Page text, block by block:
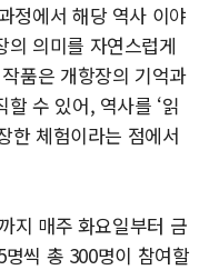
정에서 해당 역사 이야
의미를 자연스럽게
품은 개항장의 기억과
수 있어, 역사를 ‘읽
한 체험이라는 점에서
지 매주 화요일부터 금
씩 총 300명이 참여할